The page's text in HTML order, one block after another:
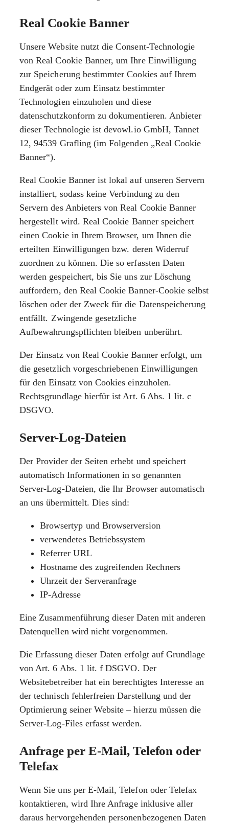
Real Cookie Banner
Unsere Website nutzt die Consent-Technologie
von Real Cookie Banner, um Ihre Einwilligung
zur Speicherung bestimmter Cookies auf Ihrem
Endgerät oder zum Einsatz bestimmter
Technologien einzuholen und diese
datenschutzkonform zu dokumentieren. Anbieter
dieser Technologie ist devowl.io GmbH, Tannet
12, 94539 Grafling (im Folgenden „Real Cookie
Banner“).
Real Cookie Banner ist lokal auf unseren Servern
installiert, sodass keine Verbindung zu den
Servern des Anbieters von Real Cookie Banner
hergestellt wird. Real Cookie Banner speichert
einen Cookie in Ihrem Browser, um Ihnen die
erteilten Einwilligungen bzw. deren Widerruf
zuordnen zu können. Die so erfassten Daten
werden gespeichert, bis Sie uns zur Löschung
auffordern, den Real Cookie Banner-Cookie selbst
löschen oder der Zweck für die Datenspeicherung
entfällt. Zwingende gesetzliche
Aufbewahrungspflichten bleiben unberührt.
Der Einsatz von Real Cookie Banner erfolgt, um
die gesetzlich vorgeschriebenen Einwilligungen
für den Einsatz von Cookies einzuholen.
Rechtsgrundlage hierfür ist Art. 6 Abs. 1 lit. c
DSGVO.
Server-Log-Dateien
Der Provider der Seiten erhebt und speichert
automatisch Informationen in so genannten
Server-Log-Dateien, die Ihr Browser automatisch
an uns übermittelt. Dies sind:
Browsertyp und Browserversion
verwendetes Betriebssystem
Referrer URL
Hostname des zugreifenden Rechners
Uhrzeit der Serveranfrage
IP-Adresse
Eine Zusammenführung dieser Daten mit anderen
Datenquellen wird nicht vorgenommen.
Die Erfassung dieser Daten erfolgt auf Grundlage
von Art. 6 Abs. 1 lit. f DSGVO. Der
Websitebetreiber hat ein berechtigtes Interesse an
der technisch fehlerfreien Darstellung und der
Optimierung seiner Website – hierzu müssen die
Server-Log-Files erfasst werden.
Anfrage per E-Mail, Telefon oder
Telefax
Wenn Sie uns per E-Mail, Telefon oder Telefax
kontaktieren, wird Ihre Anfrage inklusive aller
daraus hervorgehenden personenbezogenen Daten